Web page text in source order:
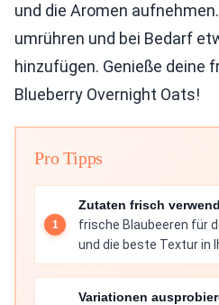
und die Aromen
umrühren und bei Bedarf
hinzufügen. Genieße deine
Blueberry Overnight Oats!
Pro Tipps
Zutaten frisch
frische Blaubeeren für
und die beste Textur in
Variationen